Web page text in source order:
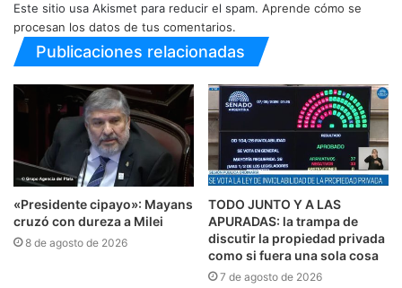
Este sitio usa Akismet para reducir el spam. Aprende cómo se
procesan los datos de tus comentarios.
Publicaciones relacionadas
«Presidente cipayo»: Mayans
cruzó con dureza a Milei
8 de agosto de 2026
TODO JUNTO Y A LAS
APURADAS: la trampa de
discutir la propiedad privada
como si fuera una sola cosa
7 de agosto de 2026